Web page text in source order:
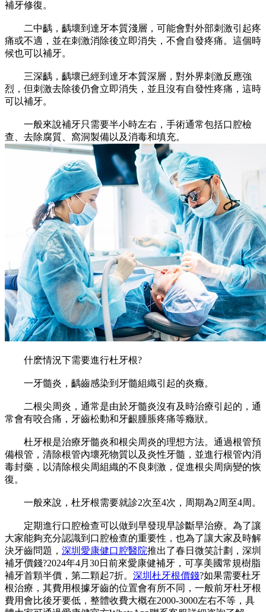
補牙修復。
二中齲，齲壞到達牙本質淺層，可能會對外部刺激引起疼
痛或不適，並在刺激消除後立即消失，不會自發疼痛。這個時
候也可以補牙。
三深齲，齲壞已經到達牙本質深層，對外界刺激反應強
烈，但刺激去除後仍會立即消失，並且沒有自發性疼痛，這時
可以補牙。
一般來說補牙只需要半小時左右，手術通常包括口腔檢
查、去除腐質、窩洞製備以及消毒和填充。
什麽情況下需要進行杜牙根?
一牙髓炎，齲齒感染到牙髓組織引起的炎癥。
二根尖周炎，通常是由於牙髓炎沒有及時治療引起的，通
常會有咬合痛，牙齒松動和牙齦腫脹疼痛等癥狀。
杜牙根是治療牙髓炎和根尖周炎的理想方法。通過根管預
備根管，清除根管內壞死物質以及炎性牙髓，並進行根管內消
毒封藥，以清除根尖周組織的不良刺激，促進根尖周病變的恢
復。
一般來說，杜牙根需要就診2次至4次，周期為2周至4周。
定期進行口腔檢查可以做到早發現早診斷早治療。為了讓
大家能夠充分認識到口腔檢查的重要性，也為了讓大家及時解
決牙齒問題， 深圳愛康健口腔醫院推出了春日微笑計劃，深圳
補牙價錢?2024年4月30日前來愛康健補牙，可享美國常規樹脂
補牙首顆半價，第二顆起7折。 深圳杜牙根價錢?如果需要杜牙
根治療，其費用根據牙齒的位置會有所不同，一般前牙杜牙根
費用會比後牙要低，整體收費大概在2000-3000左右不等，具